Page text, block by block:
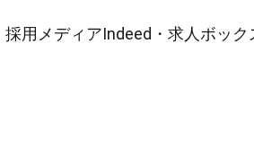
採用メディアIndeed・求人ボッ